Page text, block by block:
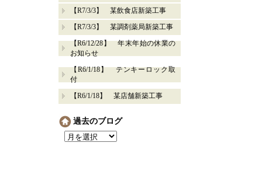
【R7/3/3】 某飲食店新築工事
【R7/3/3】 某調剤薬局新築工事
【R6/12/28】 年末年始の休業の
お知らせ
【R6/1/18】 テンキーロック取
付
【R6/1/18】 某店舗新築工事
過去のブログ
過
去